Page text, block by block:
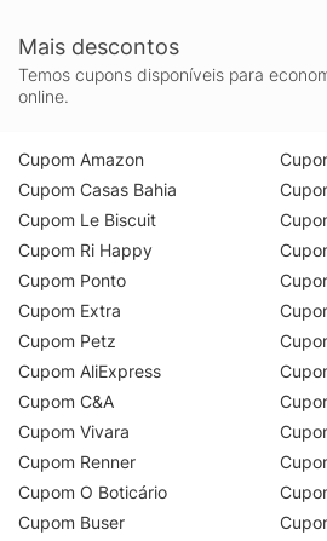
Mais descontos
Temos cupons disponíveis para
online.
Cupom Amazon
Cupom Casas Bahia
Cupom Le Biscuit
Cupom Ri Happy
Cupom Ponto
Cupom Extra
Cupom Petz
Cupom AliExpress
Cupom C&A
Cupom Vivara
Cupom Renner
Cupom O Boticário
Cupom Buser